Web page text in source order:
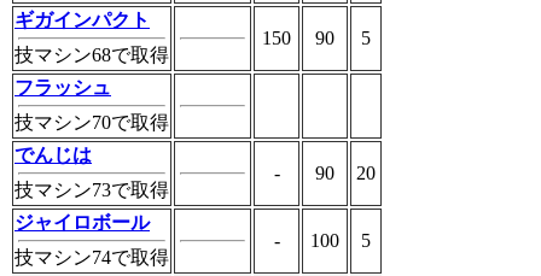
ギガインパクト
技マシン68で取得
150 90 5
フラッシュ
技マシン70で取得
でんじは
技マシン73で取得
- 90 20
ジャイロボール
技マシン74で取得
- 100 5